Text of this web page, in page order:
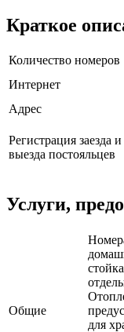
Краткое
Количество номеров
Интернет
Адрес
Регистрация заезда и
выезда постояльцев
Услуги,
Общие
для